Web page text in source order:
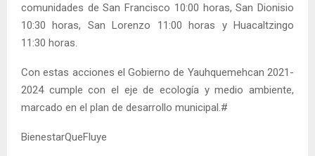
comunidades de San Francisco 10:00 horas, San Dionisio
10:30 horas, San Lorenzo 11:00 horas y Huacaltzingo
11:30 horas.
Con estas acciones el Gobierno de Yauhquemehcan 2021-
2024 cumple con el eje de ecología y medio ambiente,
marcado en el plan de desarrollo municipal.#
BienestarQueFluye